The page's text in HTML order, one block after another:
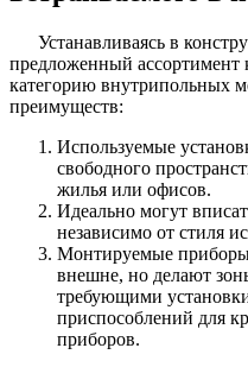
Устанавливаясь в
предложенный ассортимент
категорию внутрипольных
преимуществ:
Используемые
свободного
жилья или офисов.
Идеально могут
независимо от стиля
Монтируемые
внешне, но делают
требующими
приспособлений для
приборов.